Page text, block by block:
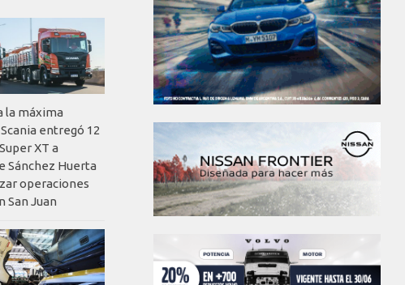
la máxima
entregó 12
XT a
Sánchez Huerta
operaciones
San Juan